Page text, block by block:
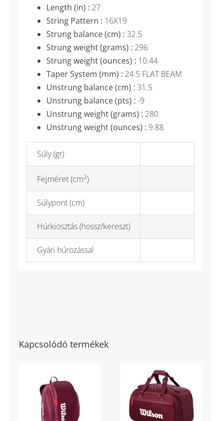
Length (in) : 27
String Pattern : 16X19
Strung balance (cm) : 32.5
Strung weight (grams) : 296
Strung weight (ounces) : 10.44
Taper System (mm) : 24.5 FLAT BEAM
Unstrung balance (cm) : 31.5
Unstrung balance (pts) : -9
Unstrung weight (grams) : 280
Unstrung weight (ounces) : 9.88
Súly (gr)
Fejméret (cm2)
Súlypont (cm)
Húrkiosztás (hossz/kereszt)
Gyári húrozással
Kapcsolódó termékek
Defyer Tennis
Backpack
teniszhátizsák
Defyer Small
Tennis Duffel
tenisztáska